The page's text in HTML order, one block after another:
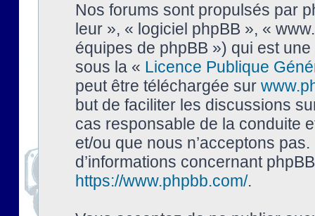
Nos forums sont propulsés par
leur », « logiciel phpBB », «
équipes de phpBB ») qui est
sous la « Licence Publique
peut être téléchargée sur
but de faciliter les discussions
cas responsable de la conduite
et/ou que nous n’acceptons
d’informations concernant
https://www.phpbb.com/.